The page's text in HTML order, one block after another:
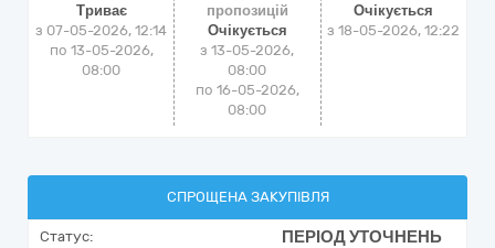
Триває
з 07-05-2026, 12:14
по 13-05-2026,
08:00
пропозицій
Очікується
з 13-05-2026,
08:00
по 16-05-2026,
08:00
Очікується
з18-05-2026, 12:22
СПРОЩЕНА ЗАКУПІВЛЯ
Статус: ПЕРІОД УТОЧНЕНЬ